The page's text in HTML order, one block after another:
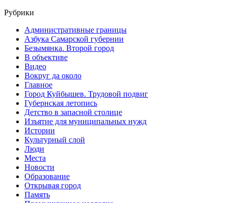
Рубрики
Административные границы
Азбука Самарской губернии
Безымянка. Второй город
В объективе
Видео
Вокруг да около
Главное
Город Куйбышев. Трудовой подвиг
Губернская летопись
Детство в запасной столице
Изъятие для муниципальных нужд
Истории
Культурный слой
Люди
Места
Новости
Образование
Открывая город
Память